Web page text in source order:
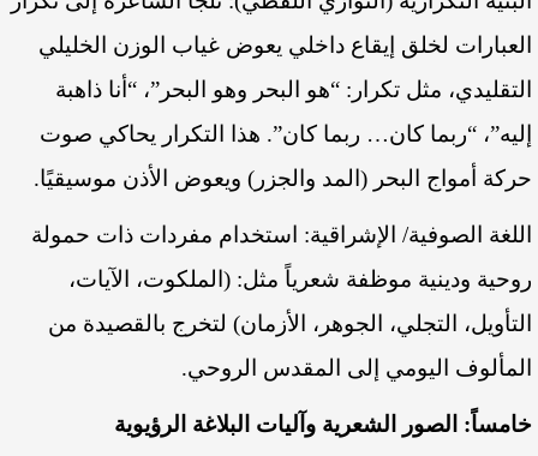
العبارات لخلق إيقاع داخلي يعوض غياب الوزن الخليلي
التقليدي، مثل تكرار: “هو البحر وهو البحر”، “أنا ذاهبة
إليه”، “ربما كان… ربما كان”. هذا التكرار يحاكي صوت
حركة أمواج البحر (المد والجزر) ويعوض الأذن موسيقيًا.
اللغة الصوفية/ الإشراقية: استخدام مفردات ذات حمولة
روحية ودينية موظفة شعرياً مثل: (الملكوت، الآيات،
التأويل، التجلي، الجوهر، الأزمان) لتخرج بالقصيدة من
المألوف اليومي إلى المقدس الروحي.
خامساً: الصور الشعرية وآليات البلاغة الرؤيوية